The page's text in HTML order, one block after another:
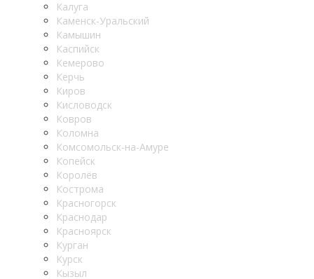
Калуга
Каменск-Уральский
Камышин
Каспийск
Кемерово
Керчь
Киров
Кисловодск
Ковров
Коломна
Комсомольск-на-Амуре
Копейск
Королёв
Кострома
Красногорск
Краснодар
Красноярск
Курган
Курск
Кызыл